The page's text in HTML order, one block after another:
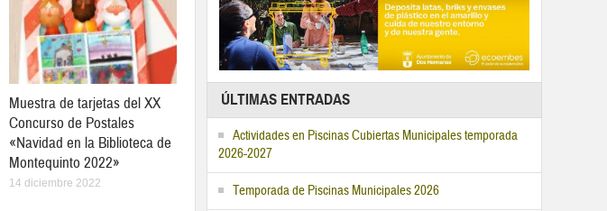
Muestra de tarjetas del XX
Concurso de Postales
«Navidad en la Biblioteca de
Montequinto 2022»
14 diciembre 2022
ÚLTIMAS ENTRADAS
Actividades en Piscinas Cubiertas Municipales temporada
2026-2027
Temporada de Piscinas Municipales 2026